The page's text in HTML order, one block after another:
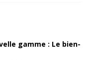
gamme : Le bien-